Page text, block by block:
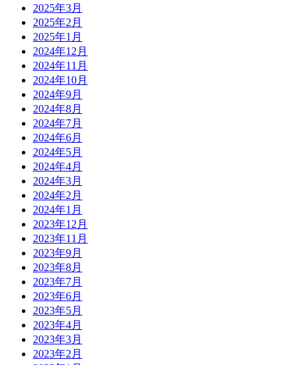
2025年3月
2025年2月
2025年1月
2024年12月
2024年11月
2024年10月
2024年9月
2024年8月
2024年7月
2024年6月
2024年5月
2024年4月
2024年3月
2024年2月
2024年1月
2023年12月
2023年11月
2023年9月
2023年8月
2023年7月
2023年6月
2023年5月
2023年4月
2023年3月
2023年2月